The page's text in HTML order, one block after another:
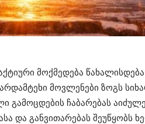
მოქმედება
მოვლენები ზოგს
ჩაბარებას
და განვითარებას შეუწყობს